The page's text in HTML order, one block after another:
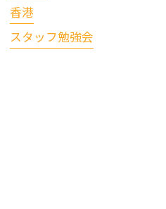
香港
スタッフ勉強会